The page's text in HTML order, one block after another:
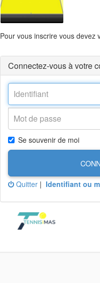
Pour vous inscrire vous devez
Connectez-vous à votre
Se souvenir de moi
Quitter | Identifiant ou